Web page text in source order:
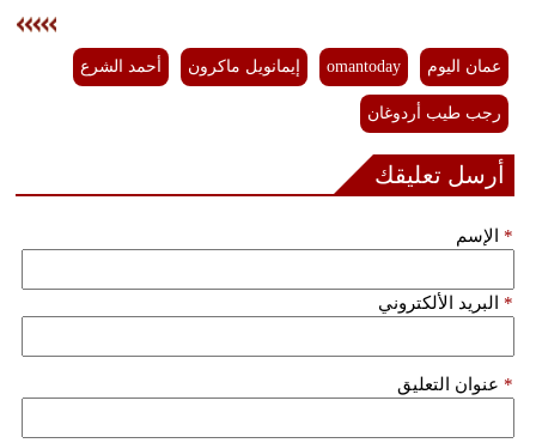
عمان اليوم omantoday إيمانويل ماكرون أحمد الشرع
رجب طيب أردوغان
أرسل تعليقك
الإسم *
البريد الألكتروني *
عنوان التعليق *